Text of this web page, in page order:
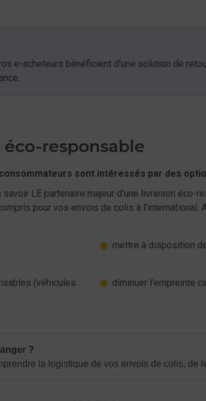
e-acheteurs bénéficient d’une solution de
responsable
consommateurs sont intéressés par des
LE partenaire majeur d’une livraison éco-
pour vos envois de colis à l’international.
mettre à disposition
(véhicules
diminuer l’empreinte
?
la logistique de vos envois de colis, de